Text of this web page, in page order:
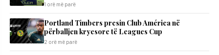
1 orë më parë
Portland Timbers presin Club América në
përballjen kryesore të Leagues Cup
2 orë më parë